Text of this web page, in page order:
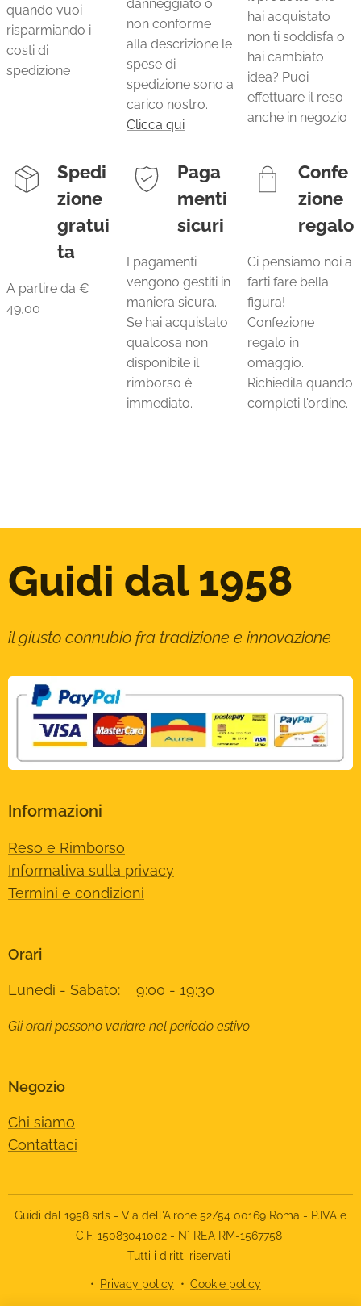
quando vuoi
risparmiando i
costi di
spedizione
danneggiato o
non conforme
alla descrizione le
spese di
spedizione sono a
carico nostro.
Clicca qui
hai acquistato
non ti soddisfa o
hai cambiato
idea? Puoi
effettuare il reso
anche in negozio
Spedi
zione
gratui
ta
A partire da €
49,00
Paga
menti
sicuri
I pagamenti
vengono gestiti in
maniera sicura.
Se hai acquistato
qualcosa non
disponibile il
rimborso è
immediato.
Confe
zione
regalo
Ci pensiamo noi a
farti fare bella
figura!
Confezione
regalo in
omaggio.
Richiedila quando
completi l'ordine.
Guidi dal 1958
il giusto connubio fra tradizione e innovazione
Informazioni
Reso e Rimborso
Informativa sulla privacy
Termini e condizioni
Orari
Lunedì - Sabato: 9:00 - 19:30
Gli orari possono variare nel periodo estivo
Negozio
Chi siamo
Contattaci
Guidi dal 1958 srls - Via dell'Airone 52/54 00169 Roma - P.IVA e
C.F. 15083041002 - N° REA RM-1567758
Tutti i diritti riservati
Privacy policy Cookie policy